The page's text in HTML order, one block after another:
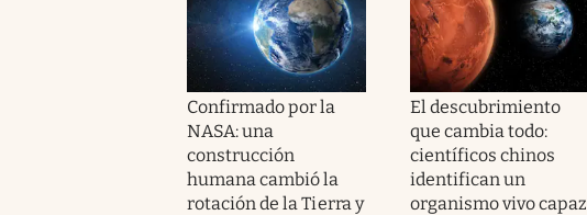
Confirmado por la
NASA: una
construcción
humana cambió la
rotación de la Tierra y
El descubrimiento
que cambia todo:
científicos chinos
identifican un
organismo vivo capaz